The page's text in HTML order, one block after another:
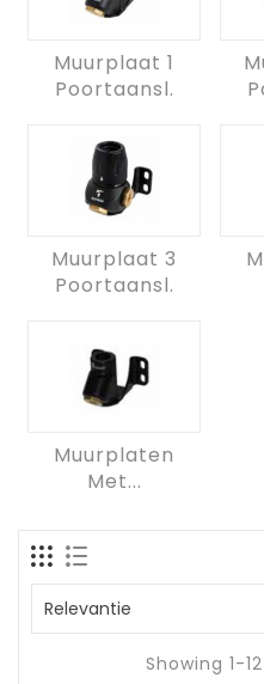
Muurplaat 1
Poortaansl.
Muurplaat 3
Poortaansl.
Muurplaten
Met...
Relevantie
Showing 1-